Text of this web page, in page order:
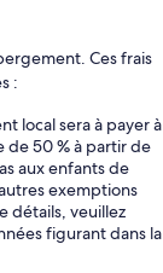
Ces frais
:
local sera à payer à
50 % à partir de
aux enfants de
exemptions
détails, veuillez
figurant dans la